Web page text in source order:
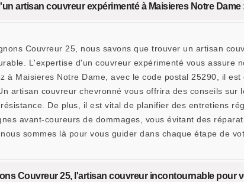
artisan couvreur expérimenté à Maisieres Notre
Couvreur 25, nous savons que trouver un artisan
L'expertise d'un couvreur expérimenté vous assure
à Maisieres Notre Dame, avec le code postal 25290, il
artisan couvreur chevronné vous offrira des conseils
De plus, il est vital de planifier des entretiens
avant-coureurs de dommages, vous évitant des
sommes là pour vous guider dans chaque étape de
Couvreur 25, l'artisan couvreur incontournable pour